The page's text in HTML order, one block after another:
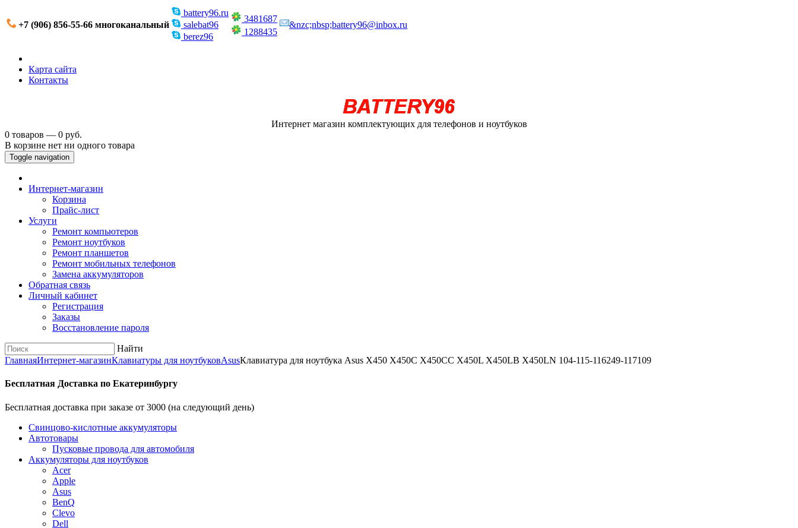
+7 (906) 856-55-66 многоканальный
battery96.ru
salebat96
berez96
3481687
1288435
&nzc;nbsp;battery96@inbox.ru
Карта сайта
Контакты
Интернет магазин комплектующих для телефонов и ноутбуков
0 товаров — 0 руб.
В корзине нет ни одного товара
Toggle navigation
Интернет-магазин
Корзина
Прайс-лист
Услуги
Ремонт компьютеров
Ремонт ноутбуков
Ремонт планшетов
Ремонт мобильных телефонов
Замена аккумуляторов
Обратная связь
Личный кабинет
Регистрация
Заказы
Восстановление пароля
Найти
ГлавнаяИнтернет-магазинКлавиатуры для ноутбуковAsusКлавиатура для ноутбука Asus X450 X450C X450CC X450L X450LB X450LN 104-115-116249-117109
Бесплатная Доставка по Екатеринбургу
Бесплатная доставка при заказе от 3000 (на следующий день)
Cвинцово-кислотные аккумуляторы
Автотовары
Пусковые провода для автомобиля
Аккумуляторы для ноутбуков
Acer
Apple
Asus
BenQ
Clevo
Dell